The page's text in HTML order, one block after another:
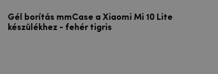
Gél borítás mmCase a Xiaomi Mi 10 Lite
készülékhez - fehér tigris